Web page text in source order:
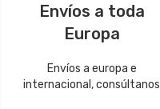
Envíos a toda
Europa
Envíos a europa e
internacional, consúltanos